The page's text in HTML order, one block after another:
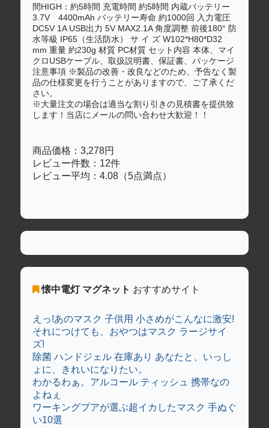
間HIGH：約5時間 充電時間 約5時間 内蔵バッテリー
3.7V 4400mAh バッテリー寿命 約1000回 入力電圧
DC5V 1A USB出力 5V MAX2.1A 角度調整 前後180° 防
水等級 IP65（生活防水） サ イ ズ W102*H80*D32
mm 重量 約230g 材質 PC材質 セット内容 本体、マイ
クロUSBケーブル、取扱説明書、保証書、パッケージ
注意事項 ※製品の改善・改良などのため、予告なく製
品の仕様変更を行うことがありますので、ご了承くだ
さい。
※大量注文の場合は適当な割り引きの見積書を提供致
します！当店にメールの問い合わせ大歓迎！！
商品価格：3,278円
レビュー件数：12件
レビュー平均：4.08（5点満点）
懐中電灯 マグネット おすすめサイト
えっ!あのマスク 子供用 小さめがこんなに激安!
それにつけても、おやつはマスク ラージサイ
ズ!
除菌 ハンドジェル 在庫あり あなたと、いっし
ょに、きれいになりたい。
わかるわぁ。アルコール ティッシュ 携帯なの
よねぇ
ワーキングプアが選ぶ超イカしたマスク 手ぬぐ
い10選